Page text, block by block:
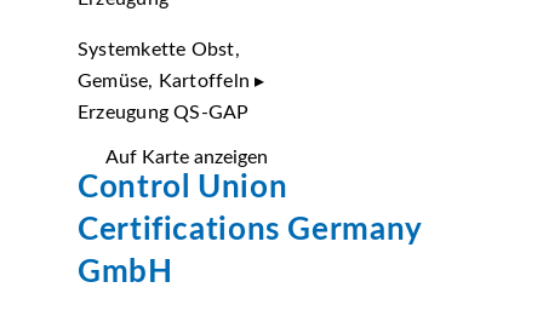
Systemkette Obst,
Gemüse, Kartoffeln ▸
Erzeugung QS-GAP
Auf Karte anzeigen
Control Union
Certifications Germany
GmbH